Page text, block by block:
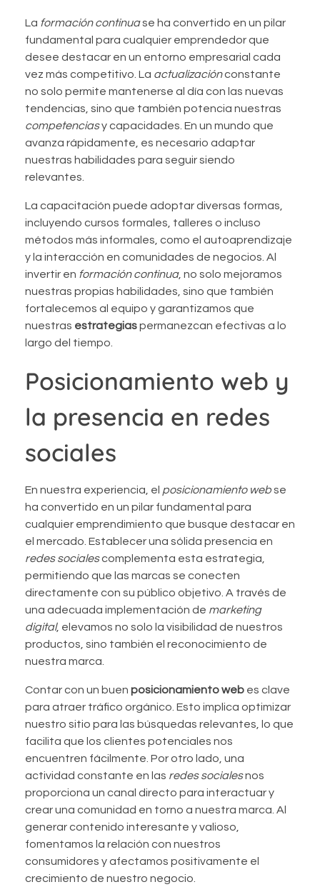
La formación continuase ha convertido en un pilar
fundamental para cualquier emprendedor que
desee destacar en un entorno empresarial cada
vez más competitivo. La actualizaciónconstante
no solo permite mantenerse al día con las nuevas
tendencias, sino que también potencia nuestras
competenciasy capacidades. En un mundo que
avanza rápidamente, es necesario adaptar
nuestras habilidades para seguir siendo
relevantes.
La capacitación puede adoptar diversas formas,
incluyendo cursos formales, talleres o incluso
métodos más informales, como el autoaprendizaje
y la interacción en comunidades de negocios. Al
invertir en formación continua, no solo mejoramos
nuestras propias habilidades, sino que también
fortalecemos al equipo y garantizamos que
nuestras estrategiaspermanezcan efectivas a lo
largo del tiempo.
Posicionamiento web y
la presencia en redes
sociales
En nuestra experiencia, el posicionamiento webse
ha convertido en un pilar fundamental para
cualquier emprendimiento que busque destacar en
el mercado. Establecer una sólida presencia en
redes socialescomplementa esta estrategia,
permitiendo que las marcas se conecten
directamente con su público objetivo. A través de
una adecuada implementación de marketing
digital, elevamos no solo la visibilidad de nuestros
productos, sino también el reconocimiento de
nuestra marca.
Contar con un buen posicionamiento web es clave
para atraer tráfico orgánico. Esto implica optimizar
nuestro sitio para las búsquedas relevantes, lo que
facilita que los clientes potenciales nos
encuentren fácilmente. Por otro lado, una
actividad constante en las redes socialesnos
proporciona un canal directo para interactuar y
crear una comunidad en torno a nuestra marca. Al
generar contenido interesante y valioso,
fomentamos la relación con nuestros
consumidores y afectamos positivamente el
crecimiento de nuestro negocio.